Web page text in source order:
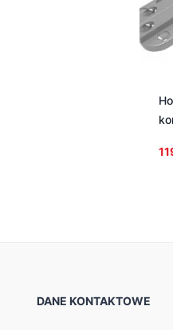
DANE KONTAKTOWE